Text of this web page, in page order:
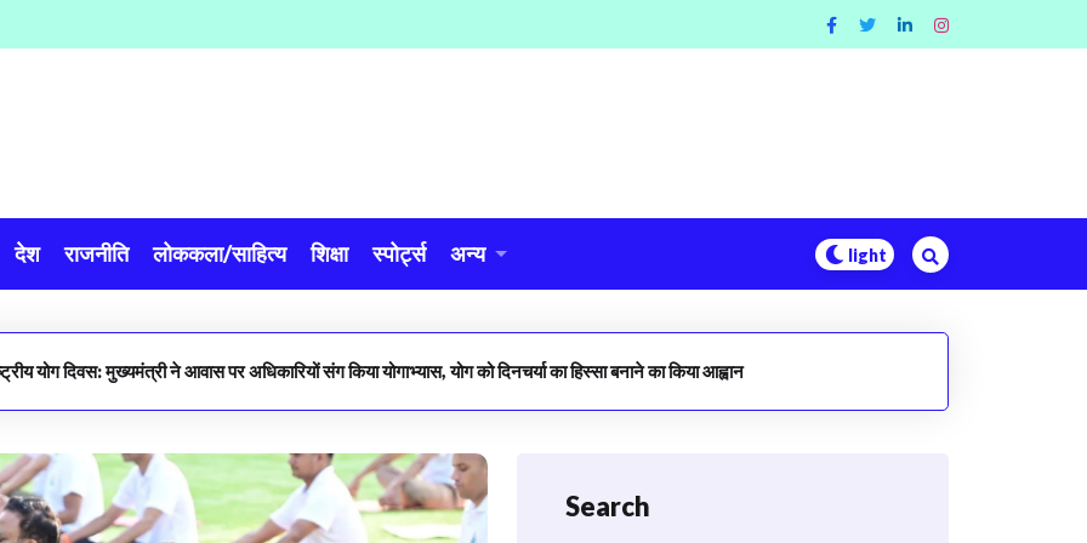
देश राजनीति लोककला/साहित्य शिक्षा स्पोर्ट्स अन्य
योग दिवस: मुख्यमंत्री ने आवास पर अधिकारियों संग किया योगाभ्यास, योग को दिनचर्या का हिस्सा बनाने का किया आह्वान
Search